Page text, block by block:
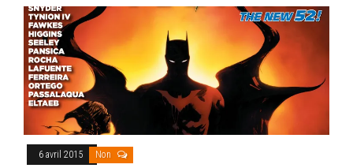
6 avril 2015 Non